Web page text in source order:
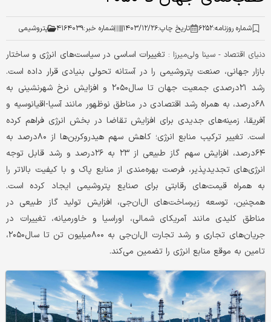
شماره روزنامه:۶۲۵۲ تاریخ چاپ:۱۴۰۳/۱۲/۲۶ شماره خبر:۴۱۶۴۰۳۹ پتروشیمی
دنیای اقتصاد - سینا ولی‌میرزا : تغییرات اساسی در سیاست‌های انرژی و ساختار
بازار جهانی، صنعت پتروشیمی را در آستانه تحولی بنیادی قرار داده است.
رشد ۲۱درصدی جمعیت جهان تا سال۲۰۵۰ و افزایش نرخ شهرنشینی به
۶۸درصد، به همراه رشد اقتصادی در مناطق نوظهور مانند آسیا-اقیانوسیه و
آفریقا، زمینه‌های جدیدی برای افزایش تقاضا در بخش انرژی فراهم کرده
است. تغییر ترکیب منابع انرژی؛ کاهش سهم هیدروکربن‌ها از ۸۰درصد به
۶۴درصد، افزایش سهم گاز طبیعی از ۲۳ به ۲۶درصد و رشد قابل توجه
انرژی‌های تجدیدپذیر، فرصت‌ بهره‌مندی از منابع پاک و با کیفیت بالاتر را
به همراه قیمت‌های رقابتی برای صنایع پتروشیمی ایجاد کرده است.
همچنین، توسعه زیرساخت‌های ال‌ان‌جی، افزایش تولید گاز طبیعی در
مناطق کلیدی مانند آمریکای شمالی، اوراسیا و خاورمیانه، تغییرات در
جریان‌های تجاری و رشد تجارت ال‌ان‌جی به ۸۰۰میلیون تن تا سال۲۰۵۰،
تامین به موقع منابع انرژی را تضمین می‌کند.